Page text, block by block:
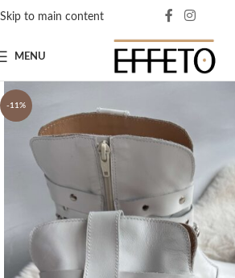
Skip to main content
MENU
-11%